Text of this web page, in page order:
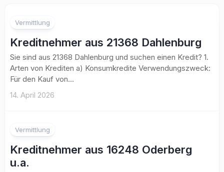
Vermittlung
Kreditnehmer aus 21368 Dahlenburg
Sie sind aus 21368 Dahlenburg und suchen einen Kredit? 1.
Arten von Krediten a) Konsumkredite Verwendungszweck:
Für den Kauf von...
14. April 2026
Vermittlung
Kreditnehmer aus 16248 Oderberg
u.a.